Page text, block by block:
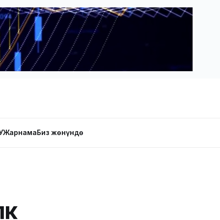
ЖарнамаБиз жөнүндө